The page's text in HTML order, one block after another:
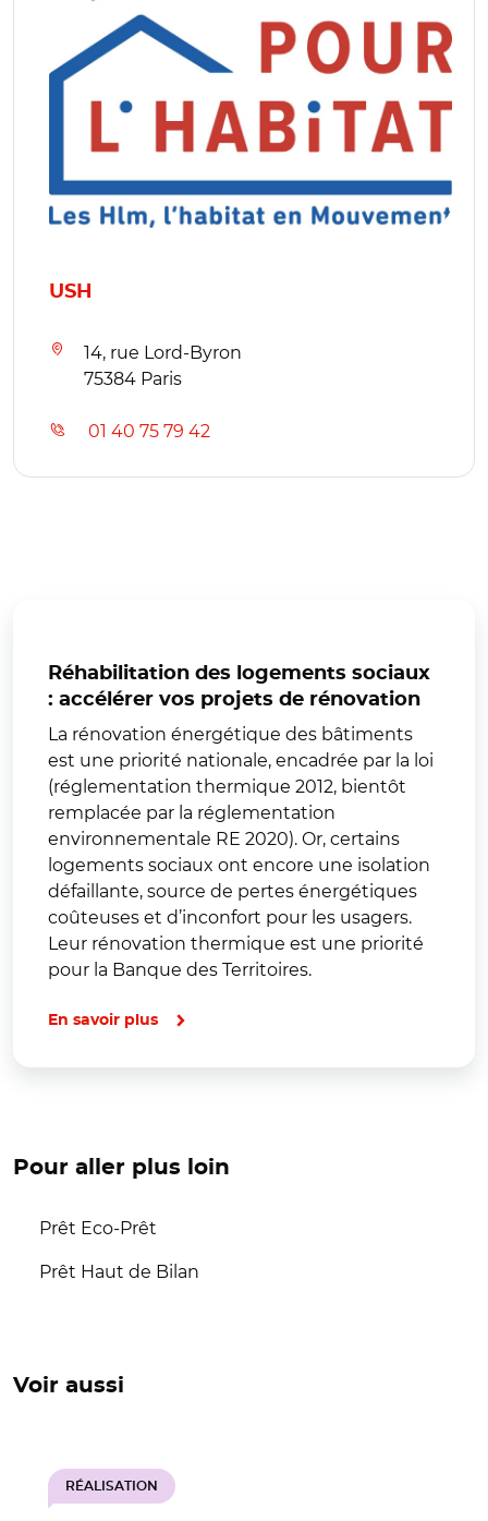
USH
14, rue Lord-Byron
75384 Paris
01 40 75 79 42
Réhabilitation des logements sociaux
: accélérer vos projets de rénovation
La rénovation énergétique des bâtiments
est une priorité nationale, encadrée par la loi
(réglementation thermique 2012, bientôt
remplacée par la réglementation
environnementale RE 2020). Or, certains
logements sociaux ont encore une isolation
défaillante, source de pertes énergétiques
coûteuses et d’inconfort pour les usagers.
Leur rénovation thermique est une priorité
pour la Banque des Territoires.
En savoir plus
Pour aller plus loin
Prêt Eco-Prêt
Prêt Haut de Bilan
Voir aussi
RÉALISATION